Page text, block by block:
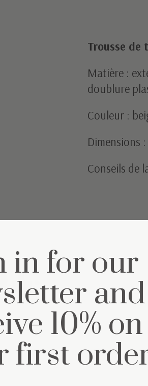
Trousse de
Matière :
doublure
Couleur :
Dimensions
Conseils de
in for our
and
10% on
first